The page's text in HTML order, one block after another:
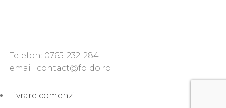
Telefon: 0765-232-284
email: contact@foldo.ro
Livrare comenzi